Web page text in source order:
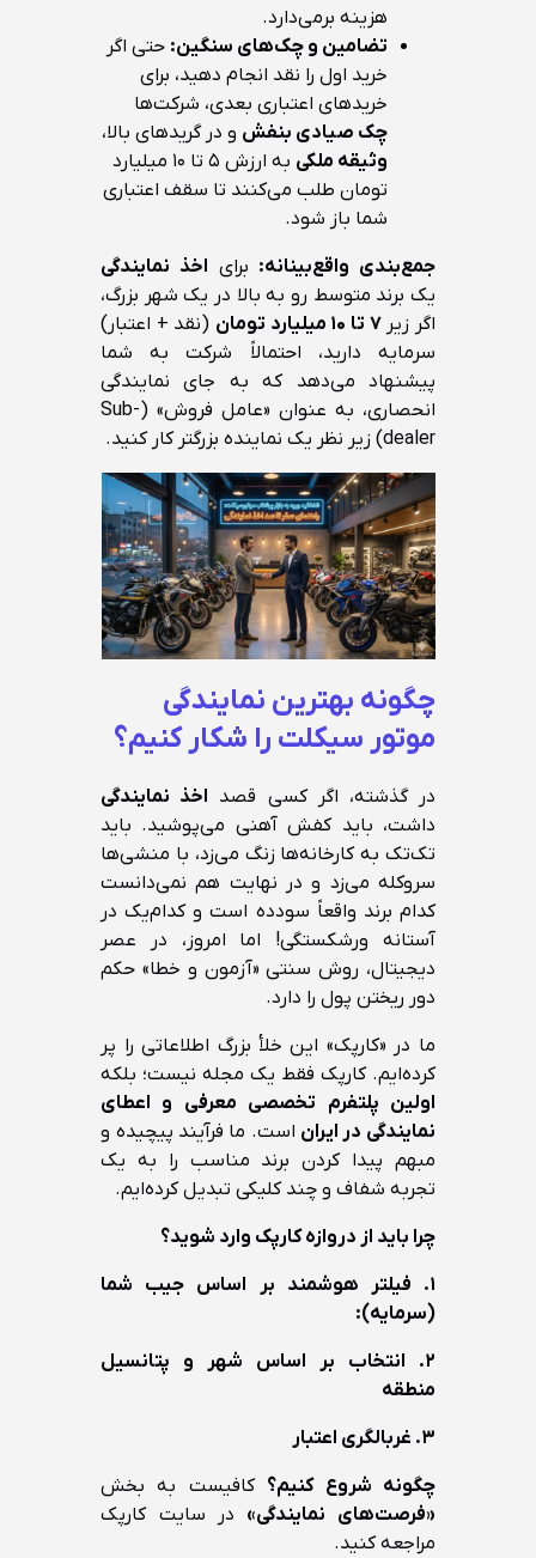
هزینه برمی‌دارد.
تضامین و چک‌های سنگین: حتی اگر
خرید اول را نقد انجام دهید، برای
خریدهای اعتباری بعدی، شرکت‌ها
چک صیادی بنفش و در گریدهای بالا،
وثیقه ملکی
به ارزش ۵ تا ۱۰ میلیارد
تومان طلب می‌کنند تا سقف اعتباری
شما باز شود.
جمع‌بندی واقع‌بینانه: برای اخذ نمایندگی
یک برند متوسط رو به بالا در یک شهر بزرگ،
اگر زیر۷ تا ۱۰ میلیارد تومان
(نقد + اعتبار)
سرمایه دارید، احتمالاً شرکت به شما
پیشنهاد می‌دهد که به جای نمایندگی
انحصاری، به عنوان «عامل فروش» (Sub-
dealer) زیر نظر یک نماینده بزرگتر کار کنید.
چگونه بهترین نمایندگی
موتور سیکلت را شکار کنیم؟
در گذشته، اگر کسی قصد اخذ نمایندگی
داشت، باید کفش آهنی می‌پوشید. باید
تک‌تک به کارخانه‌ها زنگ می‌زد، با منشی‌ها
سروکله می‌زد و در نهایت هم نمی‌دانست
کدام برند واقعاً سودده است و کدام‌یک در
آستانه ورشکستگی! اما امروز، در عصر
دیجیتال، روش سنتی «آزمون و خطا» حکم
دور ریختن پول را دارد.
ما در «کارپک» این خلأ بزرگ اطلاعاتی را پر
کرده‌ایم. کارپک فقط یک مجله نیست؛ بلکه
اولین پلتفرم تخصصی معرفی و اعطای
نمایندگی در ایران است. ما فرآیند پیچیده و
مبهم پیدا کردن برند مناسب را به یک
تجربه شفاف و چند کلیکی تبدیل کرده‌ایم.
چرا باید از دروازه کارپک وارد شوید؟
۱. فیلتر هوشمند بر اساس جیب شما
(سرمایه):
۲. انتخاب بر اساس شهر و پتانسیل
منطقه
۳. غربالگری اعتبار
چگونه شروع کنیم؟ کافیست به بخش
«فرصت‌های نمایندگی» در سایت کارپک
مراجعه کنید.